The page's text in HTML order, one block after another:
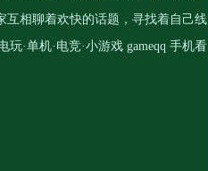
互相聊着欢快的话题，寻找着自己线
·单机·电竞·小游戏 gameqq 手机看